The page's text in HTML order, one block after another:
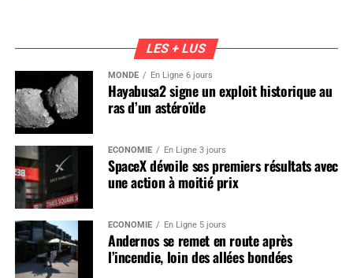
LES + LUS
MONDE En Ligne 6 jours
Hayabusa2 signe un exploit historique au
ras d’un astéroïde
ÉCONOMIE En Ligne 3 jours
SpaceX dévoile ses premiers résultats avec
une action à moitié prix
ÉCONOMIE En Ligne 5 jours
Andernos se remet en route après
l’incendie, loin des allées bondées